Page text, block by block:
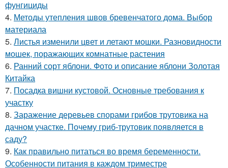
фунгициды
4. Методы утепления швов бревенчатого дома. Выбор
материала
5. Листья изменили цвет и летают мошки. Разновидности
мошек, поражающих комнатные растения
6. Ранний сорт яблони. Фото и описание яблони Золотая
Китайка
7. Посадка вишни кустовой. Основные требования к
участку
8. Заражение деревьев спорами грибов трутовика на
дачном участке. Почему гриб-трутовик появляется в
саду?
9. Как правильно питаться во время беременности.
Особенности питания в каждом триместре